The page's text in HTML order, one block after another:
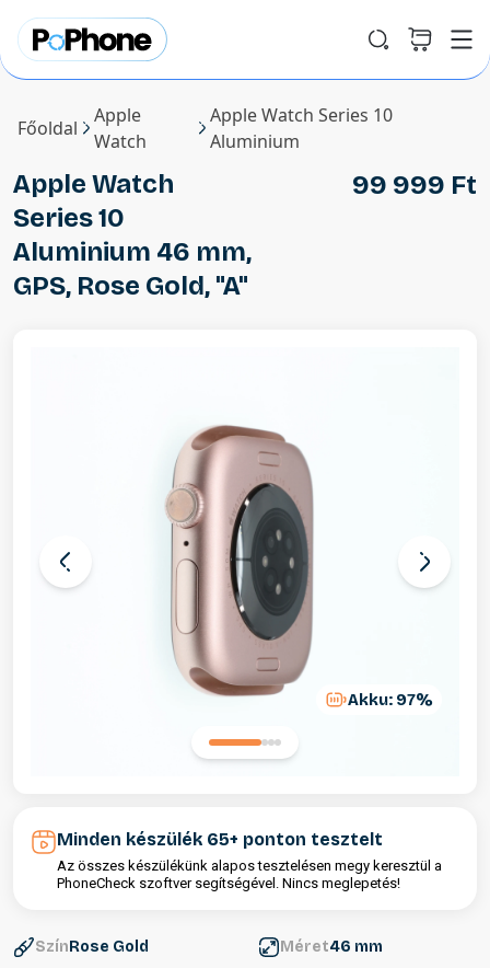
Főoldal
Apple
Watch
Apple Watch Series 10
Aluminium
Apple Watch
Series 10
Aluminium 46 mm,
GPS, Rose Gold, "A"
99 999 Ft
Akku: 97%
Minden készülék 65+ ponton tesztelt
Az összes készülékünk alapos tesztelésen megy keresztül a
PhoneCheck szoftver segítségével. Nincs meglepetés!
SzínRose Gold Méret46 mm